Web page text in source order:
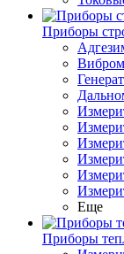
Приборы
Еще
Приборы